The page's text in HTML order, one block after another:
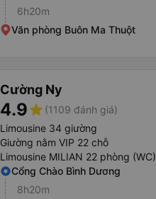
6h20m
Văn phòng Buôn Ma Thuột
Cường Ny
4.9star (1109 đánh giá)
Limousine 34 giường
Giường nằm VIP 22 chỗ
Limousine MILIAN 22 phòng (WC)
Cổng Chào Bình Dương
8h20m